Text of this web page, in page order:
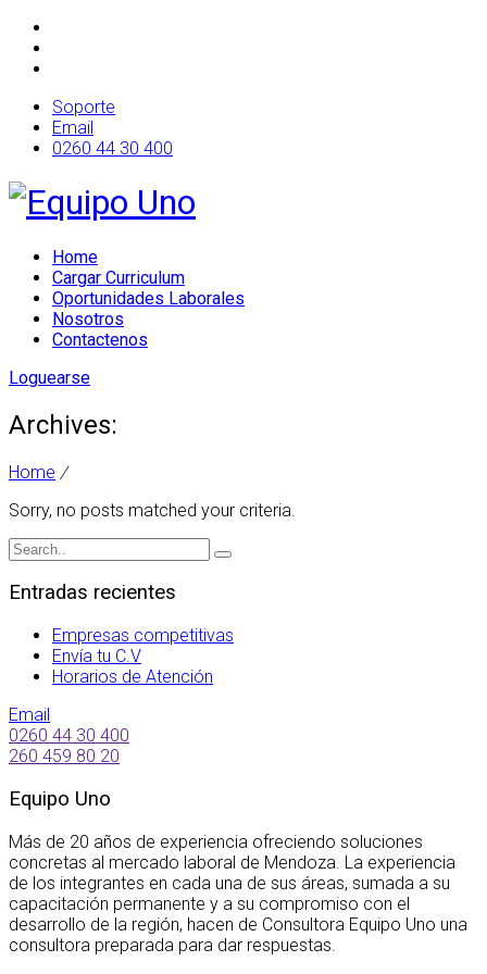
Soporte
Email
0260 44 30 400
Home
Cargar Curriculum
Oportunidades Laborales
Nosotros
Contactenos
Loguearse
Archives:
Home /
Sorry, no posts matched your criteria.
Entradas recientes
Empresas competitivas
Envía tu C.V
Horarios de Atención
Email
0260 44 30 400
260 459 80 20
Equipo Uno
Más de 20 años de experiencia ofreciendo soluciones
concretas al mercado laboral de Mendoza. La experiencia
de los integrantes en cada una de sus áreas, sumada a su
capacitación permanente y a su compromiso con el
desarrollo de la región, hacen de Consultora Equipo Uno una
consultora preparada para dar respuestas.